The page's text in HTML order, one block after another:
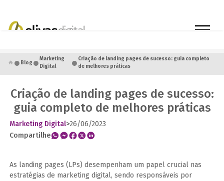
● Blog ●Marketing
Digital
● Criação de landing pages de sucesso: guia completo
de melhores práticas
Criação de landing pages de sucesso:
guia completo de melhores práticas
Marketing Digital>26/06/2023
Compartilhe
As landing pages (LPs) desempenham um papel crucial nas
estratégias de marketing digital, sendo responsáveis por